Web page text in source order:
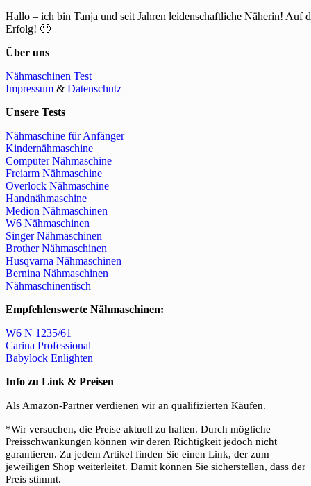
Hallo – ich bin Tanja und seit Jahren leidenschaftliche Näherin! Auf
Erfolg! 🙂
Über uns
Nähmaschinen Test
Impressum & Datenschutz
Unsere Tests
Nähmaschine für Anfänger
Kindernähmaschine
Computer Nähmaschine
Freiarm Nähmaschine
Overlock Nähmaschine
Handnähmaschine
Medion Nähmaschinen
W6 Nähmaschinen
Singer Nähmaschinen
Brother Nähmaschinen
Husqvarna Nähmaschinen
Bernina Nähmaschinen
Nähmaschinentisch
Empfehlenswerte Nähmaschinen:
W6 N 1235/61
Carina Professional
Babylock Enlighten
Info zu Link & Preisen
Als Amazon-Partner verdienen wir an qualifizierten Käufen.
*Wir versuchen, die Preise aktuell zu halten. Durch mögliche
Preisschwankungen können wir deren Richtigkeit jedoch nicht
garantieren. Zu jedem Artikel finden Sie einen Link, der zum
jeweiligen Shop weiterleitet. Damit können Sie sicherstellen, dass der
Preis stimmt.